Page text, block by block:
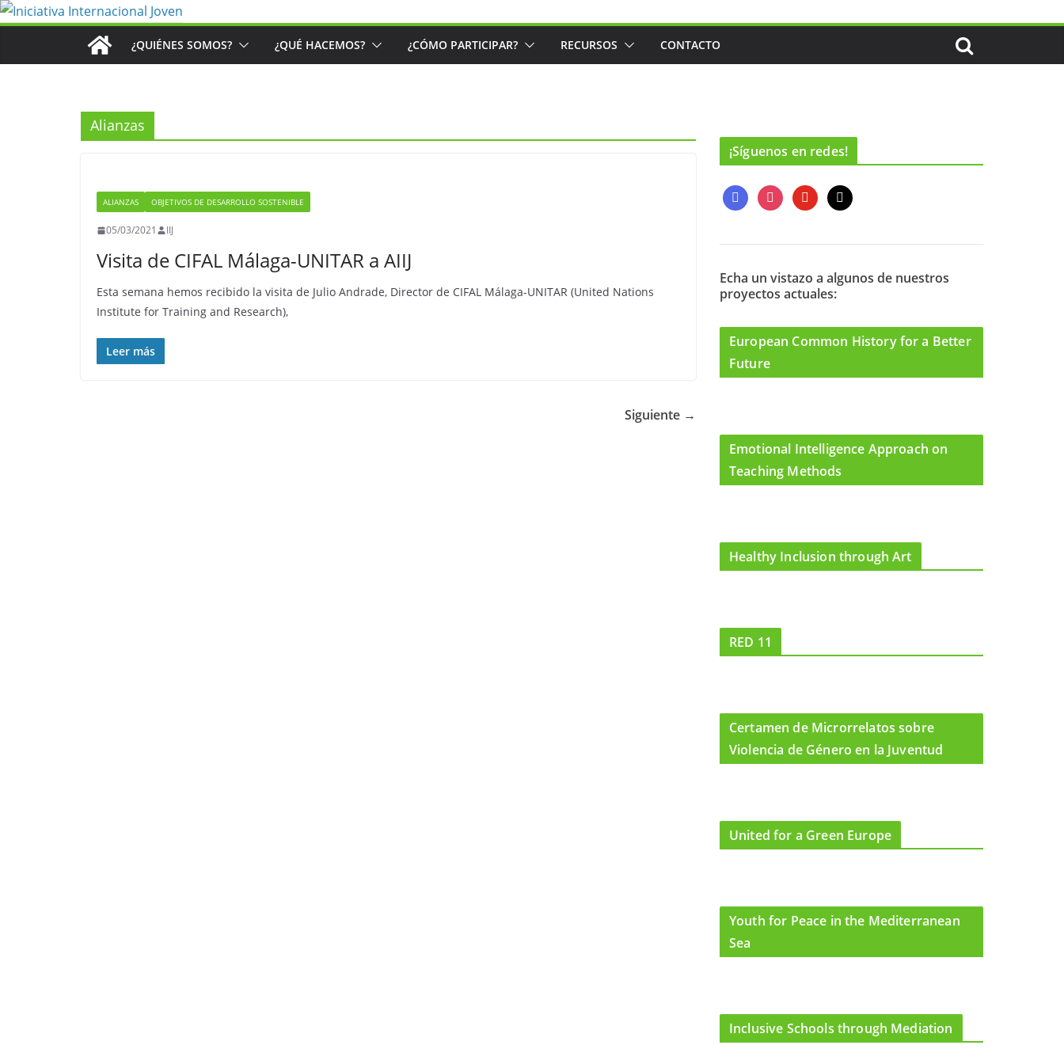
Saltar
¿QUIÉNES SOMOS? ¿QUÉ HACEMOS? ¿CÓMO PARTICIPAR? RECURSOS CONTACTO
Alianzas
ALIANZAS OBJETIVOS DE DESARROLLO SOSTENIBLE
05/03/2021 IIJ
Visita de CIFAL Málaga-UNITAR a AIIJ
Esta semana hemos recibido la visita de Julio Andrade, Director de CIFAL Málaga-UNITAR (United Nations
Institute for Training and Research),
Leer más
Siguiente →
¡Síguenos en redes!
f
a
e
o
o
i
n
t
g
r
m
y
o
t
b
e
m
a
l
Echa un vistazo a algunos de nuestros
proyectos actuales:
European Common History for a Better
Future
Emotional Intelligence Approach on
Teaching Methods
Healthy Inclusion through Art
RED 11
Certamen de Microrrelatos sobre
Violencia de Género en la Juventud
United for a Green Europe
Youth for Peace in the Mediterranean
Sea
Inclusive Schools through Mediation